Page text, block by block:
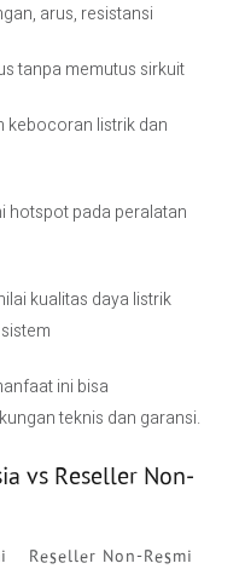
arus, resistansi
tanpa memutus sirkuit
kebocoran listrik dan
hotspot pada peralatan
kualitas daya listrik
ini bisa
teknis dan garansi.
vs Reseller Non-
Reseller Non-Resmi